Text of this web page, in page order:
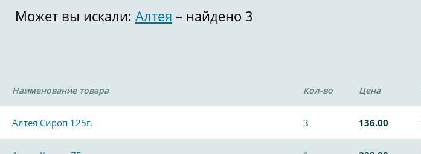
Может вы искали: Алтея – найдено 3
Наименование товара Кол-во Цена
Алтея Сироп 125г. 3 136.00